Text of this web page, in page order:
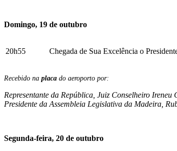
Domingo, 19 de outubro
20h55 Chegada de Sua Excelência o
Recebido na placa do aeroporto por:
Representante da República, Juiz Conselheiro Ireneu
Presidente da Assembleia Legislativa da Madeira,
Segunda-feira, 20 de outubro